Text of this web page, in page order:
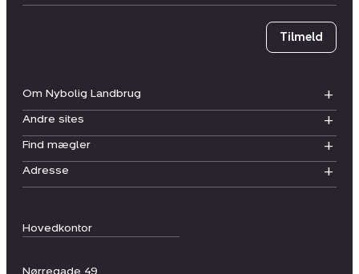
Hovedkontor
Nørregade 49
Om Nybolig Landbrug
Andre sites
Find mægler
Adresse
Tilmeld